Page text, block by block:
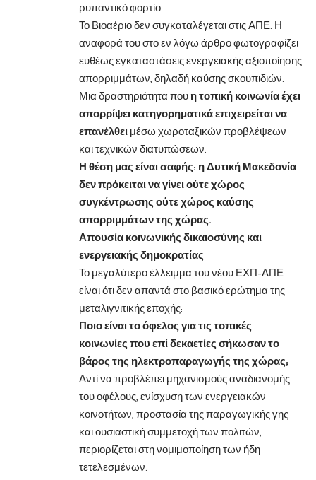
ρυπαντικό φορτίο.
Το Βιοαέριο δεν συγκαταλέγεται στις ΑΠΕ. Η
αναφορά του στο εν λόγω άρθρο φωτογραφίζει
ευθέως εγκαταστάσεις ενεργειακής αξιοποίησης
απορριμμάτων, δηλαδή καύσης σκουπιδιών.
Μια δραστηριότητα που η τοπική κοινωνία έχει
απορρίψει κατηγορηματικάεπιχειρείται να
επανέλθει μέσω χωροταξικών προβλέψεων
και τεχνικών διατυπώσεων.
Η θέση μας είναι σαφής: η Δυτική Μακεδονία
δεν πρόκειται να γίνει ούτε χώρος
συγκέντρωσης ούτε χώρος καύσης
απορριμμάτων της χώρας.
Απουσία κοινωνικής δικαιοσύνης και
ενεργειακής δημοκρατίας
Το μεγαλύτερο έλλειμμα του νέου ΕΧΠ-ΑΠΕ
είναι ότι δεν απαντά στο βασικό ερώτημα της
μεταλιγνιτικής εποχής:
Ποιο είναι το όφελος για τις τοπικές
κοινωνίες που επί δεκαετίες σήκωσαν το
βάρος της ηλεκτροπαραγωγής της χώρας;
Αντί να προβλέπει μηχανισμούς αναδιανομής
του οφέλους, ενίσχυση των ενεργειακών
κοινοτήτων, προστασία της παραγωγικής γης
και ουσιαστική συμμετοχή των πολιτών,
περιορίζεται στη νομιμοποίηση των ήδη
τετελεσμένων.